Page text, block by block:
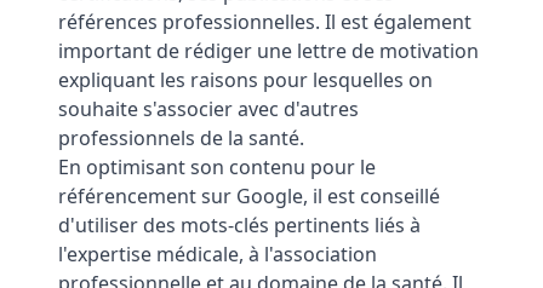
références professionnelles. Il est également
important de rédiger une lettre de motivation
expliquant les raisons pour lesquelles on
souhaite s'associer avec d'autres
professionnels de la santé.
En optimisant son contenu pour le
référencement sur Google, il est conseillé
d'utiliser des mots-clés pertinents liés à
l'expertise médicale, à l'association